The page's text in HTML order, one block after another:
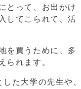
とって、お出かけ
してこられて、活
を買うために、多
られます。
た大学の先生や、